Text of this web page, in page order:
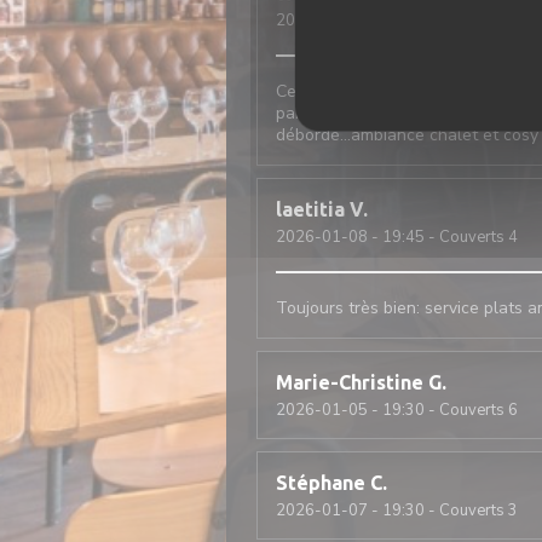
2026-01-09
Cela fait 20 ans que j‘y vais, seul
parfaites et présentées comme il
débordé…ambiance chalet et cosy
laetitia V
2026-01-08 - 19:45 - Couverts 4
Toujours très bien: service plats
Marie-Christine G
2026-01-05 - 19:30 - Couverts 6
Stéphane C
2026-01-07 - 19:30 - Couverts 3